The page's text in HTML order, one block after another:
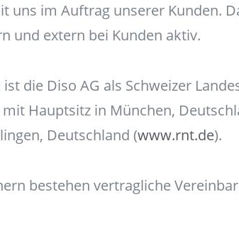
uns im Auftrag unserer Kunden.
und extern bei Kunden aktiv.
die Diso AG als Schweizer
Hauptsitz in München,
Deutschland (www.rnt.de).
bestehen vertragliche